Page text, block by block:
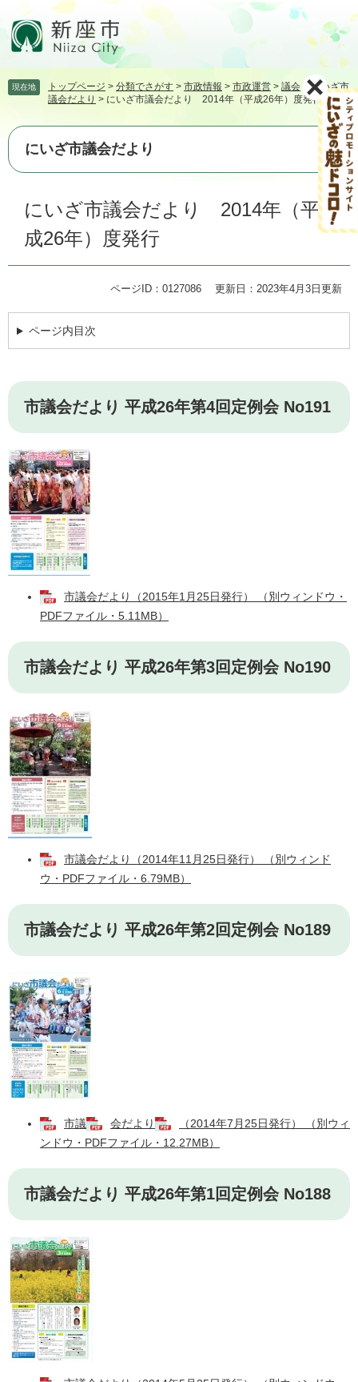
頭
す。
飛
て
本
現在地 トップページ > 分類でさがす > 市政情報 > 市政運営 > 議会>にいざ市
議会だより > にいざ市議会だより 2014年（平成26年）度発行
にいざ市議会だより
にいざ市議会だより 2014年（平
成26年）度発行
ページID：0127086 更新日：2023年4月3日更新
ページ内目次
市議会だより 平成26年第4回定例会 No191
市議会だより（2015年1月25日発行） （別ウィンドウ・
PDFファイル・5.11MB）
市議会だより 平成26年第3回定例会 No190
市議会だより（2014年11月25日発行） （別ウィンド
ウ・PDFファイル・6.79MB）
市議会だより 平成26年第2回定例会 No189
市議 会だより
（2014年7月25日発行） （別ウィ
ンドウ・PDFファイル・12.27MB）
市議会だより 平成26年第1回定例会 No188